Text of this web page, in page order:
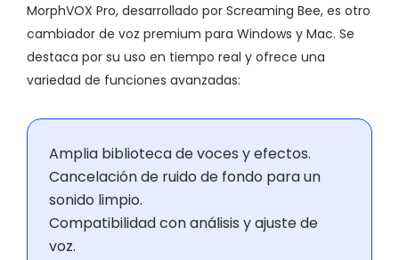
MorphVOX Pro, desarrollado por Screaming Bee, es otro
cambiador de voz premium para Windows y Mac. Se
destaca por su uso en tiempo real y ofrece una
variedad de funciones avanzadas:
Amplia biblioteca de voces y efectos.
Cancelación de ruido de fondo para un
sonido limpio.
Compatibilidad con análisis y ajuste de
voz.